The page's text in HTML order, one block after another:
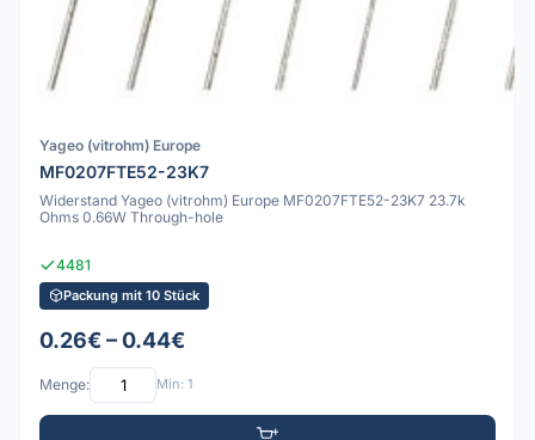
Yageo (vitrohm) Europe
MF0207FTE52-23K7
Widerstand Yageo (vitrohm) Europe MF0207FTE52-23K7 23.7k
Ohms 0.66W Through-hole
4481
Packung mit 10 Stück
0.26€ – 0.44€
Menge: Min: 1